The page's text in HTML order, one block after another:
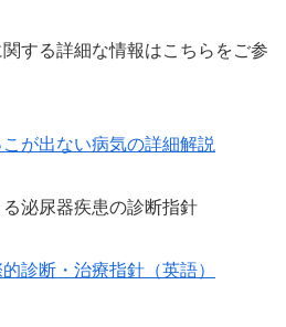
する詳細な情報はこちらをご参
が出ない病気の詳細解説
泌尿器疾患の診断指針
診断・治療指針（英語）